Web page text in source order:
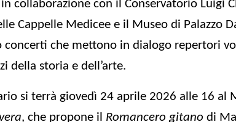
collaborazione con il Conservatorio Luigi
Cappelle Medicee e il Museo di Palazzo
che mettono in dialogo repertori
della storia e dell’arte.
si terrà giovedì 24 aprile 2026 alle 16 al
, che propone il Romancero gitano di